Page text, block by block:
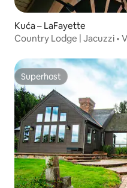
Kuća – LaFayette
Country Lodge | Jacuzzi •
Superhost
Superhost